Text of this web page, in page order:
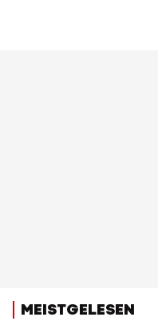
MEISTGELESEN